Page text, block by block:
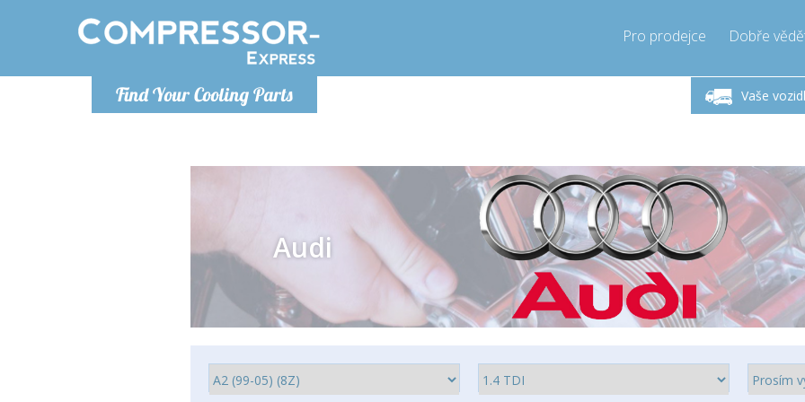
Find Your Cooling Parts
Pro prodejce Dobře
Vaše
Pondělí-Pátek 9-17h
Zavolejte teď!
+421905357897
Audi